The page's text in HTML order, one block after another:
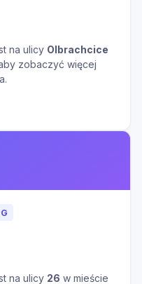
na ulicy Olbrachcice
zobaczyć więcej
na ulicy 26 w mieście